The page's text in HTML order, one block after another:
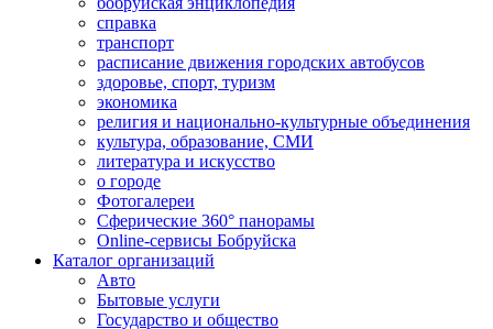
справка
транспорт
расписание движения городских автобусов
здоровье, спорт, туризм
экономика
религия и национально-культурные объединения
культура, образование, СМИ
литература и искусство
о городе
Фотогалереи
Сферические 360° панорамы
Online-сервисы Бобруйска
Каталог организаций
Авто
Бытовые услуги
Государство и общество